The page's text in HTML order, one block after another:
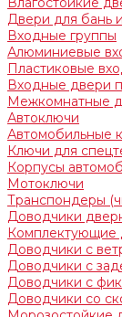
Двери для бань
Входные группы
Алюминиевые
Пластиковые
Входные двери
Межкомнатные
Автоключи
Автомобильные
Ключи для
Корпусы
Мотоключи
Транспондеры
Доводчики
Комплектующие
Доводчики с
Доводчики с
Доводчики с
Доводчики со